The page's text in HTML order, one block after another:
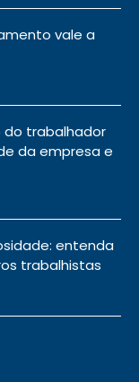
vale a
do trabalhador
da empresa e
entenda
trabalhistas